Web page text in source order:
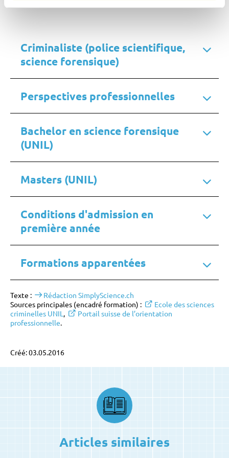
Criminaliste (police scientifique,
science forensique)
Perspectives professionnelles
Bachelor en science forensique
(UNIL)
Masters (UNIL)
Conditions d'admission en
première année
Formations apparentées
Texte :
Rédaction SimplyScience.ch
Sources principales (encadré formation) :
Ecole des sciences
criminelles UNIL ,
Portail suisse de l’orientation
professionnelle.
Créé: 03.05.2016
Articles similaires